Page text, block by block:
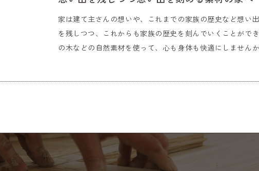
家は建て主さんの想いや、これまでの家族の歴史など想い
を残しつつ、これからも家族の歴史を刻んでいくことがで
の木などの自然素材を使って、心も身体も快適にしません